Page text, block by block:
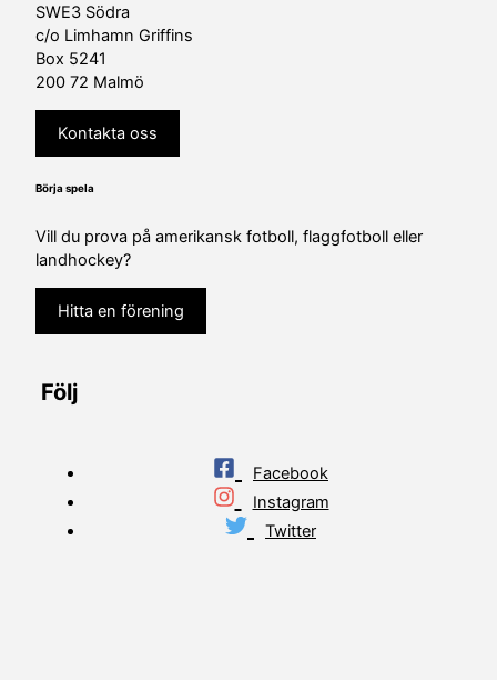
SWE3 Södra
c/o Limhamn Griffins
Box 5241
200 72 Malmö
Kontakta oss
Börja spela
Vill du prova på amerikansk fotboll, flaggfotboll eller
landhockey?
Hitta en förening
Följ
Facebook
Instagram
Twitter